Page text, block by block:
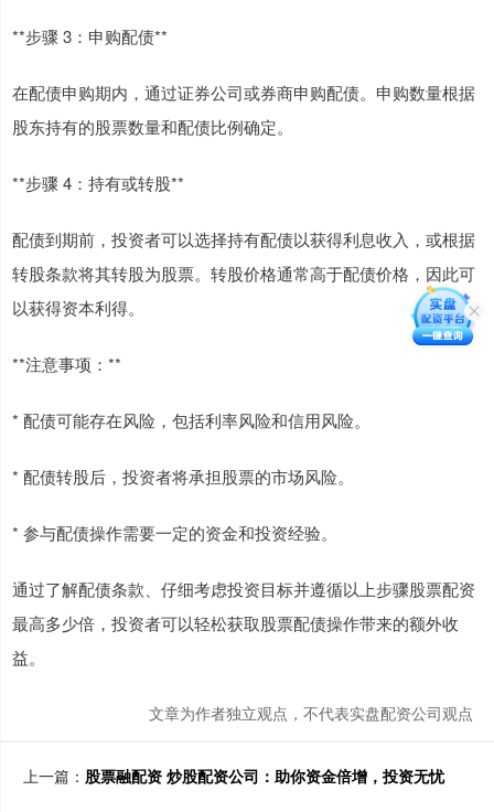
**步骤 3：申购配债**
在配债申购期内，通过证券公司或券商申购配债。申购数量根据
股东持有的股票数量和配债比例确定。
**步骤 4：持有或转股**
配债到期前，投资者可以选择持有配债以获得利息收入，或根据
转股条款将其转股为股票。转股价格通常高于配债价格，因此可
以获得资本利得。
**注意事项：**
* 配债可能存在风险，包括利率风险和信用风险。
* 配债转股后，投资者将承担股票的市场风险。
* 参与配债操作需要一定的资金和投资经验。
通过了解配债条款、仔细考虑投资目标并遵循以上步骤股票配资
最高多少倍，投资者可以轻松获取股票配债操作带来的额外收
益。
文章为作者独立观点，不代表实盘配资公司观点
上一篇： 股票融配资 炒股配资公司：助你资金倍增，投资无忧